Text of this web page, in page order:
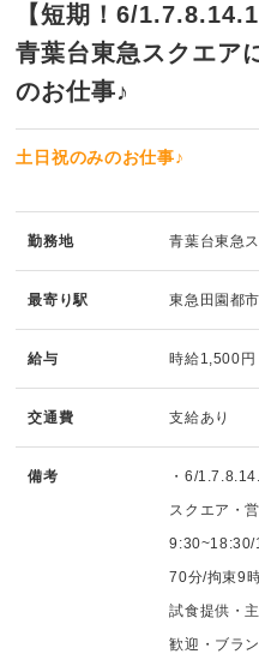
【短期！6/
青葉台東急スクエア
のお仕事♪
土日祝のみのお仕事♪
勤務地 青葉台東急
最寄り駅 東急田園都
給与 時給1,500円
交通費 支給あり
備考
・6/
スクエア・
9:30~18:30/
70分/拘束9
試食提供・
歓迎・ブラ